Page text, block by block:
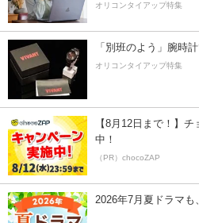
オリコンタイアップ特集
「別班のよう」腕時
オリコンタイアップ特集
【8月12日まで！】
中！
（PR）chocoZAP
2026年7月夏ドラマも